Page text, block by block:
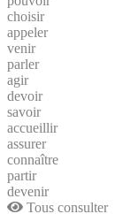
choisir
appeler
venir
parler
agir
devoir
savoir
accueillir
assurer
connaître
partir
devenir
Tous consulter